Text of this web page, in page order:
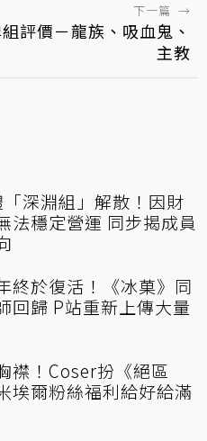
下一篇 →
評價－龍族、吸血鬼、
主教
「深淵組」解散！因財
法穩定營運 同步揭成員
終於復活！《冰菓》同
回歸 P站重新上傳大量
襟！Coser扮《絕區
埃爾粉絲福利給好給滿